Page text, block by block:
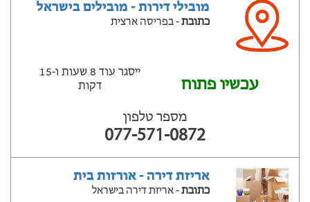
מובילי דירות - מובילים בישראל
כתובת- בפריסה ארצית
עכשיו פתוח
ייסגר עוד 8 שעות ‫ו-15
דקות
מספר טלפון
077-571-0872
אריזת דירה - אורזות בית
כתובת- אריזת דירה בישראל